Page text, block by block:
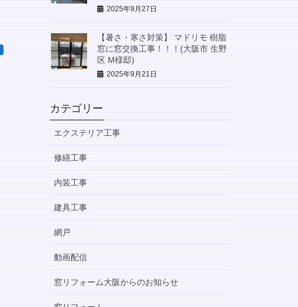
2025年9月27日
【暑さ・寒さ対策】 マドリモ 樹脂
窓に窓交換工事！！！(大阪市 生野
区 M様邸)
2025年9月21日
カテゴリー
エクステリア工事
修繕工事
内装工事
建具工事
網戸
動画配信
窓リフォーム大阪からのお知らせ